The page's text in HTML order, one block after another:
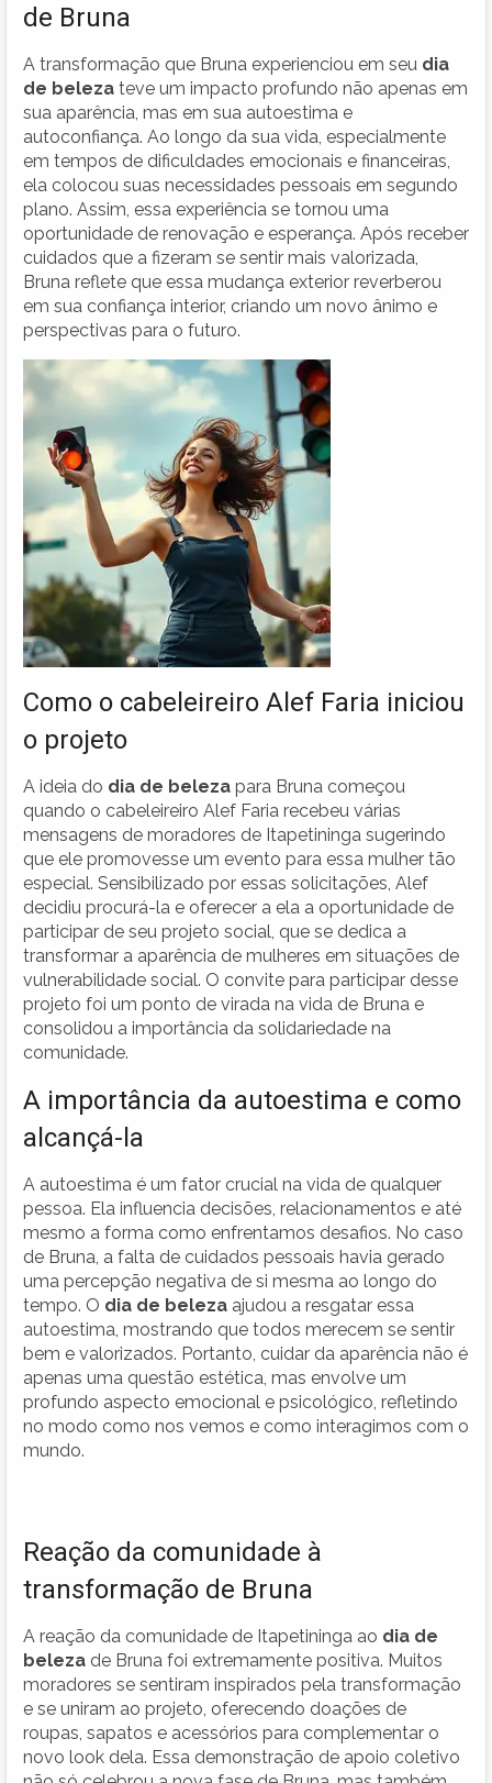
de Bruna
A transformação que Bruna experienciou em seu dia
de beleza teve um impacto profundo não apenas em
sua aparência, mas em sua autoestima e
autoconfiança. Ao longo da sua vida, especialmente
em tempos de dificuldades emocionais e financeiras,
ela colocou suas necessidades pessoais em segundo
plano. Assim, essa experiência se tornou uma
oportunidade de renovação e esperança. Após receber
cuidados que a fizeram se sentir mais valorizada,
Bruna reflete que essa mudança exterior reverberou
em sua confiança interior, criando um novo ânimo e
perspectivas para o futuro.
Como o cabeleireiro Alef Faria iniciou
o projeto
A ideia do dia de beleza para Bruna começou
quando o cabeleireiro Alef Faria recebeu várias
mensagens de moradores de Itapetininga sugerindo
que ele promovesse um evento para essa mulher tão
especial. Sensibilizado por essas solicitações, Alef
decidiu procurá-la e oferecer a ela a oportunidade de
participar de seu projeto social, que se dedica a
transformar a aparência de mulheres em situações de
vulnerabilidade social. O convite para participar desse
projeto foi um ponto de virada na vida de Bruna e
consolidou a importância da solidariedade na
comunidade.
A importância da autoestima e como
alcançá-la
A autoestima é um fator crucial na vida de qualquer
pessoa. Ela influencia decisões, relacionamentos e até
mesmo a forma como enfrentamos desafios. No caso
de Bruna, a falta de cuidados pessoais havia gerado
uma percepção negativa de si mesma ao longo do
tempo. O dia de beleza ajudou a resgatar essa
autoestima, mostrando que todos merecem se sentir
bem e valorizados. Portanto, cuidar da aparência não é
apenas uma questão estética, mas envolve um
profundo aspecto emocional e psicológico, refletindo
no modo como nos vemos e como interagimos com o
mundo.
Reação da comunidade à
transformação de Bruna
A reação da comunidade de Itapetininga ao dia de
beleza de Bruna foi extremamente positiva. Muitos
moradores se sentiram inspirados pela transformação
e se uniram ao projeto, oferecendo doações de
roupas, sapatos e acessórios para complementar o
novo look dela. Essa demonstração de apoio coletivo